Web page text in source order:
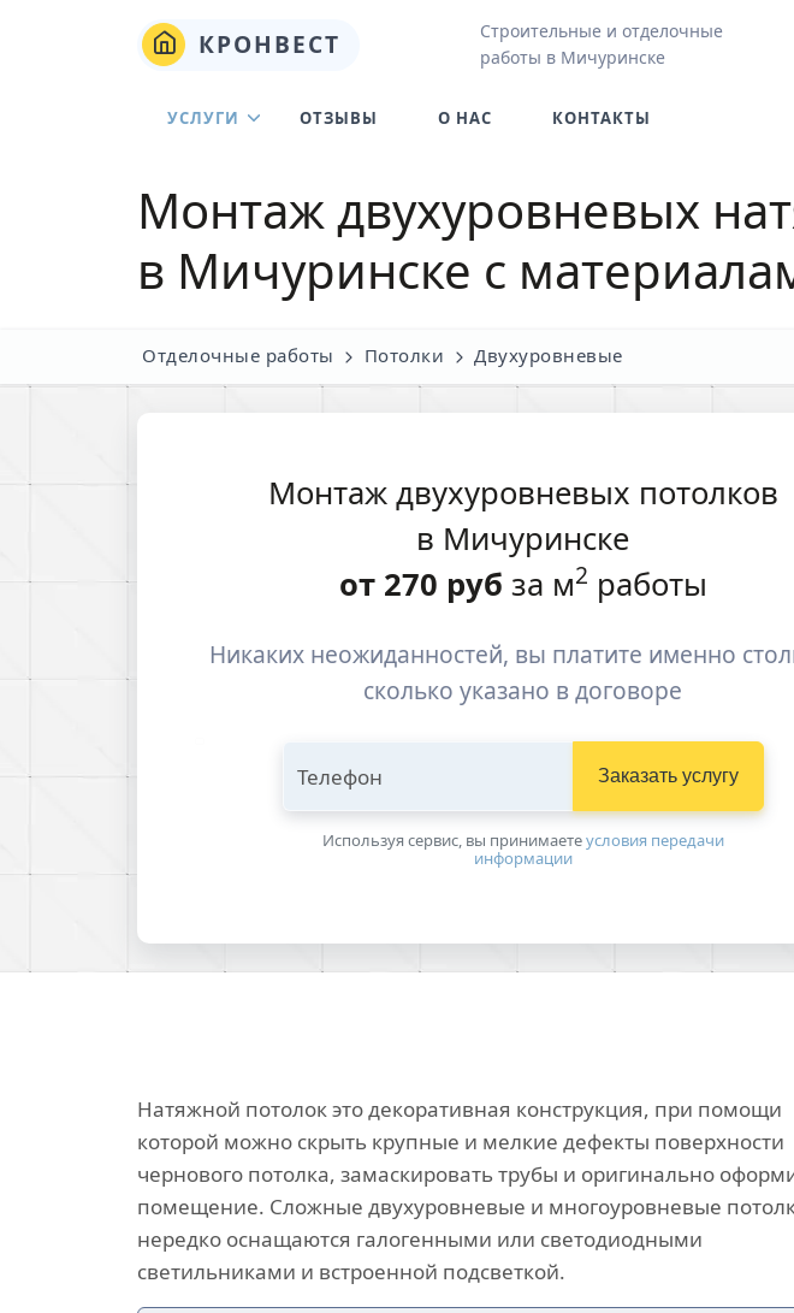
КРОНВЕСТ
Строительные и отделочные
работы в Мичуринске
УСЛУГИ ОТЗЫВЫ О НАС КОНТАКТЫ
Монтаж двухуровневых
в Мичуринске с
Отделочные работы Потолки Двухуровневые
Монтаж двухуровневых потолков
в Мичуринске
от 270 руб за м2 работы
Никаких неожиданностей, вы платите именно
сколько указано в договоре
Телефон Заказать услугу
Используя сервис, вы принимаетeусловия передачи
информации
Натяжной потолок это декоративная конструкция, при помощи
которой можно скрыть крупные и мелкие дефекты поверхности
чернового потолка, замаскировать трубы и оригинально
помещение. Сложные двухуровневые и многоуровневые
нередко оснащаются галогенными или светодиодными
светильниками и встроенной подсветкой.